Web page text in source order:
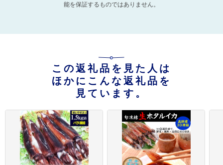
能を保証するものではありません。
この返礼品を見た人は
ほかにこんな返礼品を
見ています。